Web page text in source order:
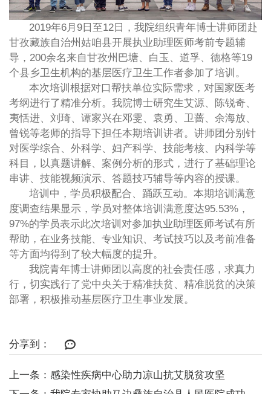
2019年6月9日至12日，我院组织青年博士讲师团赴
甘孜藏族自治州姑咱县开展执业助理医师考前专题辅
导，200余名来自甘孜州巴塘、白玉、道孚、德格等19
个县乡卫生机构的基层医疗卫生工作者参加了培训。
本次培训根据对口帮扶单位实际需求，对国家医考
考纲进行了精准分析。我院博士研究生艾源、陈锐奇、
夷恬进、刘琦、谭家兴在邓雯、袁勇、卫蔷、余海放、
曾锐等老师的指导下担任本期培训讲者。讲师团分别针
对医学综合、外科学、妇产科学、技能考核、内科学等
科目，以真题讲解、案例分析的形式，进行了基础理论
串讲、技能视频演示、答题技巧辅导等内容的授课。
培训中，学员积极配合、踊跃互动。本期培训满意
度调查结果显示，学员对整体培训满意度达95.53%，
97%的学员表示此次培训对参加执业助理医师考试有所
帮助，在业务技能、专业知识、考试技巧以及考前准备
等方面均得到了较大幅度的提升。
我院青年博士讲师团以高度的社会责任感，求真力
行，切实践行了党中央关于精准扶贫、精准脱贫的决策
部署，积极推动基层医疗卫生事业发展。
分享到：
上一条：感染性疾病中心助力凉山抗艾脱贫攻坚